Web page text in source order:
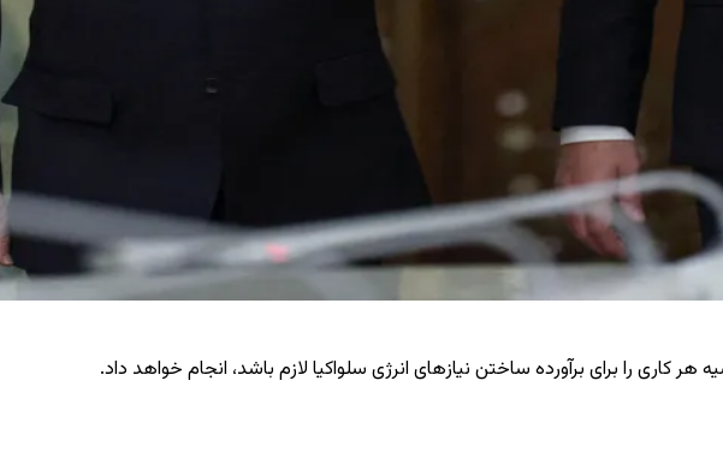
کاری را برای برآورده ساختن نیازهای انرژی سلواکیا لازم باشد، انجام خواهد داد.